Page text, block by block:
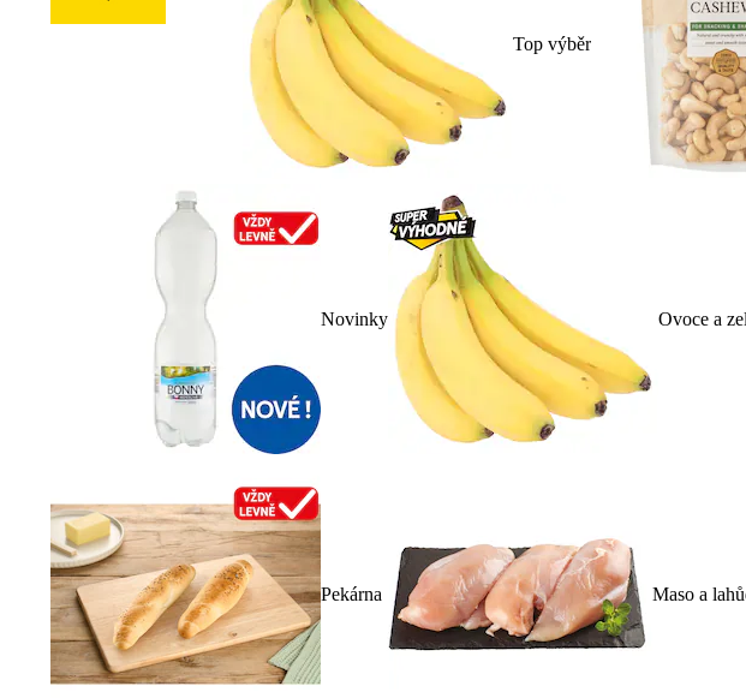
Top výběr
Novinky Ovoce a
Pekárna Maso a